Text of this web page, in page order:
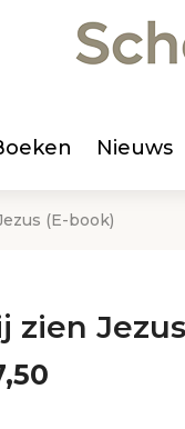
Nieuws
(E-book)
zien